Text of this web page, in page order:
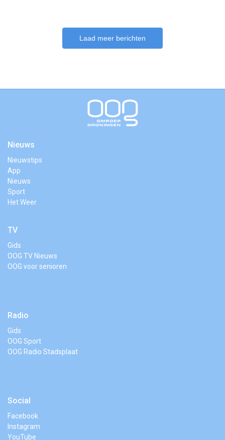
Laad meer berichten
Nieuws
Nieuwstips
App
Nieuws
Sport
Het Weer
TV
Gids
OOG TV Nieuws
OOG voor senioren
Radio
Gids
OOG Sport
OOG Radio Stadsplaat
Social
Facebook
Instagram
YouTube